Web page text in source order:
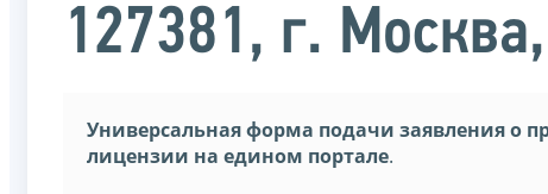
127381, г.
Универсальная форма подачи заявления о
лицензии на едином портале.